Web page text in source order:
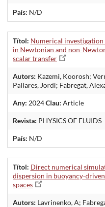
País: N/D
Títol: Numerical
in Newtonian and non-
scalar transfer
Autors: Kazemi, Koorosh;
Pallares, Jordi; Fabregat,
Any: 2024Clau: Article
Revista: PHYSICS OF FLUIDS
País: N/D
Títol: Direct numerical
dispersion in buoyancy-
spaces
Autors: Lavrinenko, A;